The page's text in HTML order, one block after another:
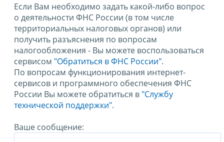
Если Вам необходимо задать какой-либо вопрос
о деятельности ФНС России (в том числе
территориальных налоговых органов) или
получить разъяснения по вопросам
налогообложения - Вы можете воспользоваться
сервисом "Обратиться в ФНС России".
По вопросам функционирования интернет-
сервисов и программного обеспечения ФНС
России Вы можете обратиться в "Службу
технической поддержки".
Ваше сообщение: